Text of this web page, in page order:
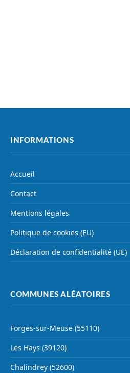
INFORMATIONS
Accueil
Contact
Mentions légales
Politique de cookies (EU)
Déclaration de confidentialité (UE)
COMMUNES ALÉATOIRES
Forges-sur-Meuse (55110)
Les Hays (39120)
Chalindrey (52600)